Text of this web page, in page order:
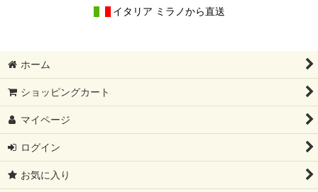
イタリア ミラノから直送
ホーム
ショッピングカート
マイページ
ログイン
お気に入り